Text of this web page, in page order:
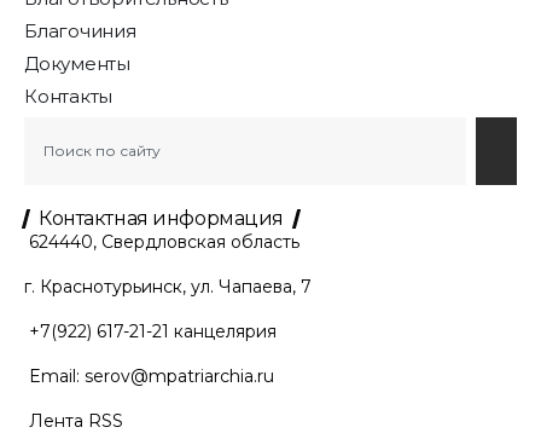
Благочиния
Документы
Контакты
Контактная информация
624440, Свердловская область
г. Краснотурьинск, ул. Чапаева, 7
+7(922) 617-21-21 канцелярия
Email: serov@mpatriarchia.ru
Лента RSS